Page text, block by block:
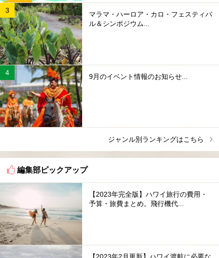
マラマ・ハーロア・カロ・フェスティバ
ル＆シンポジウム...
9月のイベント情報のお知らせ...
ジャンル別ランキングはこちら
編集部ピックアップ
【2023年完全版】ハワイ旅行の費用・
予算・旅費まとめ。飛行機代...